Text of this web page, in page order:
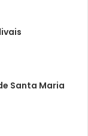
Santa Maria